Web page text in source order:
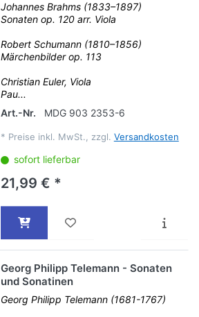
Johannes Brahms (1833–1897)
Sonaten op. 120 arr. Viola
Robert Schumann (1810–1856)
Märchenbilder op. 113
Christian Euler, Viola
Pau...
Art.-Nr.
MDG 903 2353-6
* Preise inkl. MwSt., zzgl. Versandkosten
sofort lieferbar
21,99 € *
Georg Philipp Telemann - Sonaten
und Sonatinen
Georg Philipp Telemann (1681-1767)